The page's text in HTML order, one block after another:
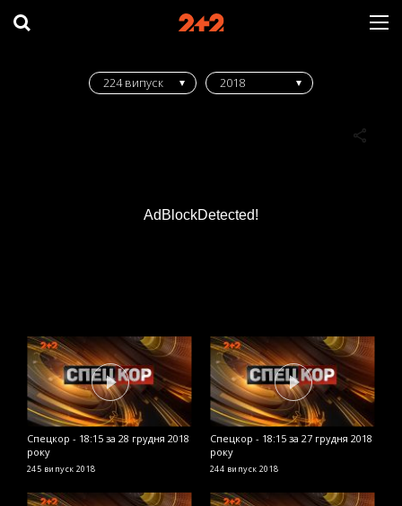
AdBlockDetected!
224 випуск 2018
Спецкор - 18:15 за 28 грудня 2018
року
245 випуск 2018
Спецкор - 18:15 за 27 грудня 2018
року
244 випуск 2018